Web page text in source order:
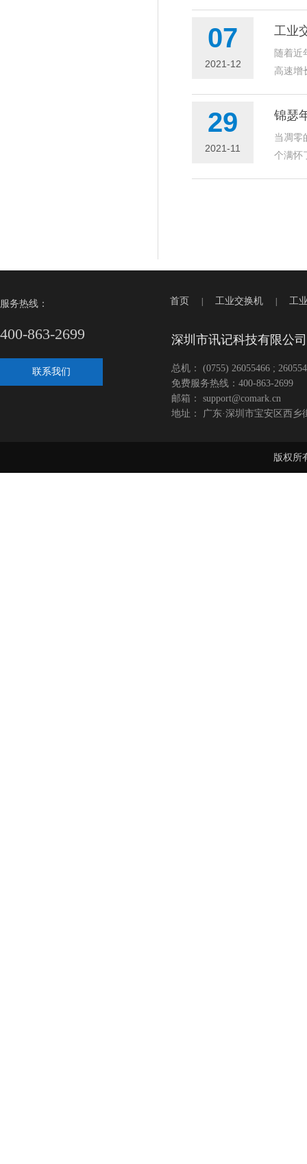
07
2021-12
工业
随着近
高速增
29
2021-11
锦瑟
当凋零
个满怀
服务热线：
400-863-2699
联系我们
首页 工业交换机 工
深圳市讯记科技有限公司
总机： (0755) 26055466 ;
免费服务热线：400-863-2699
邮箱： support@comark.cn
地址： 广东·深圳市宝安区西
版权所